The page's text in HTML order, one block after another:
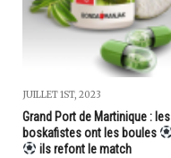
JUILLET 1ST, 2023
Grand Port de Martinique : les
boskafistes ont les boules
ils refont le match